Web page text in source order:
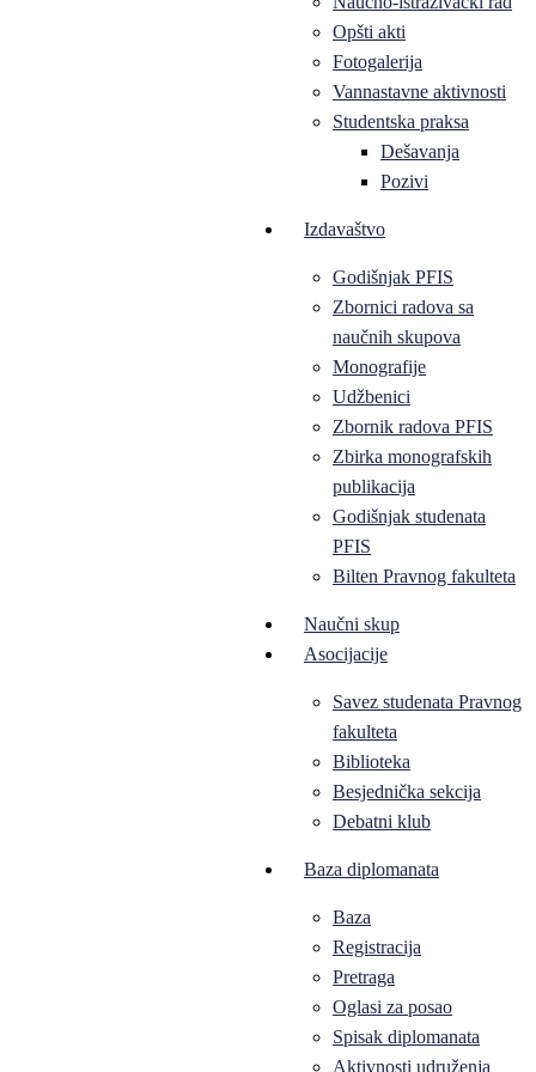
Opšti akti
Fotogalerija
Vannastavne aktivnosti
Studentska praksa
Dešavanja
Pozivi
Izdavaštvo
Godišnjak PFIS
Zbornici radova sa
naučnih skupova
Monografije
Udžbenici
Zbornik radova PFIS
Zbirka monografskih
publikacija
Godišnjak studenata
PFIS
Bilten Pravnog fakulteta
Naučni skup
Asocijacije
Savez studenata Pravnog
fakulteta
Biblioteka
Besjednička sekcija
Debatni klub
Baza diplomanata
Baza
Registracija
Pretraga
Oglasi za posao
Spisak diplomanata
Aktivnosti udruženja